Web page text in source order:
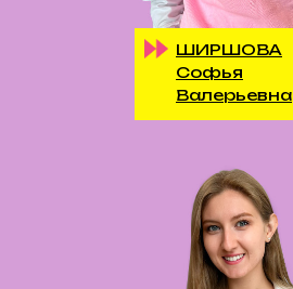
ШИРШОВА
Софья
Валерьевна